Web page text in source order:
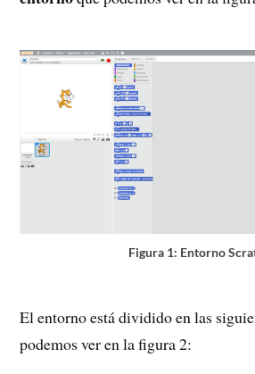
Figura 1: Entorno
El entorno está dividido en las
podemos ver en la figura 2: